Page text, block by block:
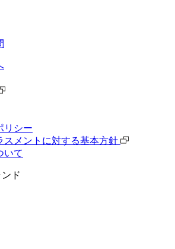
リシー
スメントに対する基本方針
いて
ド